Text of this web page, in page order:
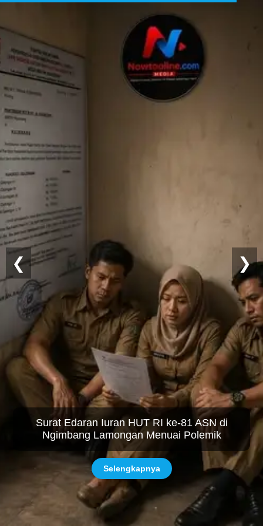
Surat Edaran Iuran HUT RI ke-81 ASN di
Ngimbang Lamongan Menuai Polemik
Selengkapnya
❮ ❯